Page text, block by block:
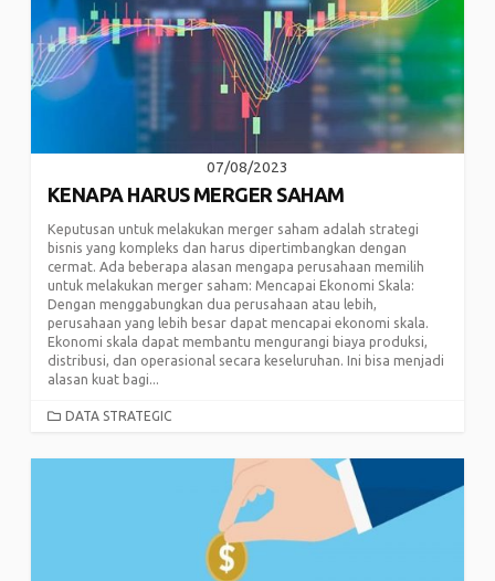
07/08/2023
KENAPA HARUS MERGER SAHAM
Keputusan untuk melakukan merger saham adalah strategi
bisnis yang kompleks dan harus dipertimbangkan dengan
cermat. Ada beberapa alasan mengapa perusahaan memilih
untuk melakukan merger saham: Mencapai Ekonomi Skala:
Dengan menggabungkan dua perusahaan atau lebih,
perusahaan yang lebih besar dapat mencapai ekonomi skala.
Ekonomi skala dapat membantu mengurangi biaya produksi,
distribusi, dan operasional secara keseluruhan. Ini bisa menjadi
alasan kuat bagi...
CATEGORIES
DATA STRATEGIC